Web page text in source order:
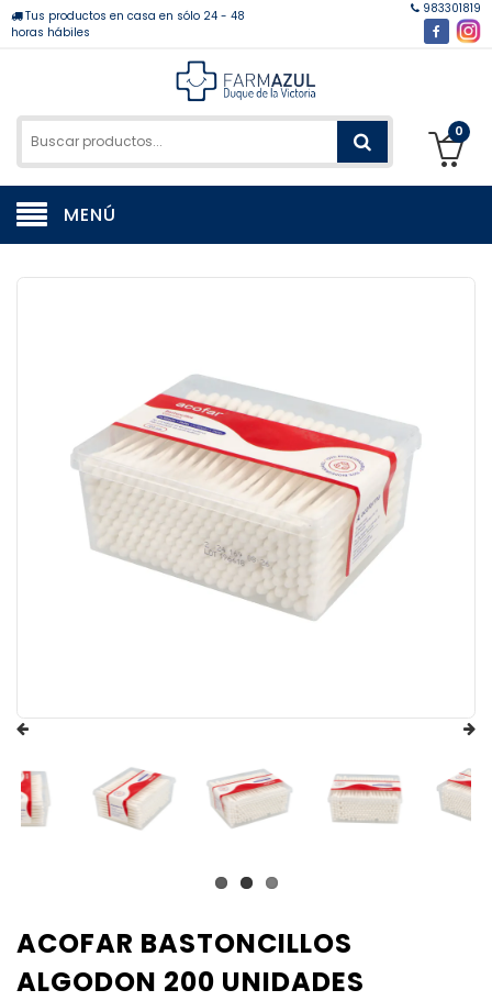
Tus productos en casa en sólo 24 - 48
horas hábiles
983301819
0
MENÚ
ACOFAR BASTONCILLOS
ALGODON 200 UNIDADES